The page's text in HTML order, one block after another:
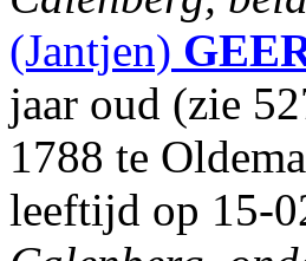
(Jantjen)
jaar oud (zie
1788 te
leeftijd op 15-